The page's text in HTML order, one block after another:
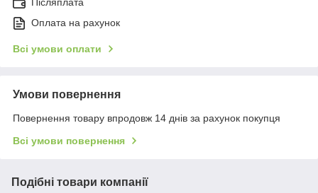
Післяплата
Оплата на рахунок
Всі умови оплати
Умови повернення
Повернення товару впродовж 14 днів за рахунок покупця
Всі умови повернення
Подібні товари компанії